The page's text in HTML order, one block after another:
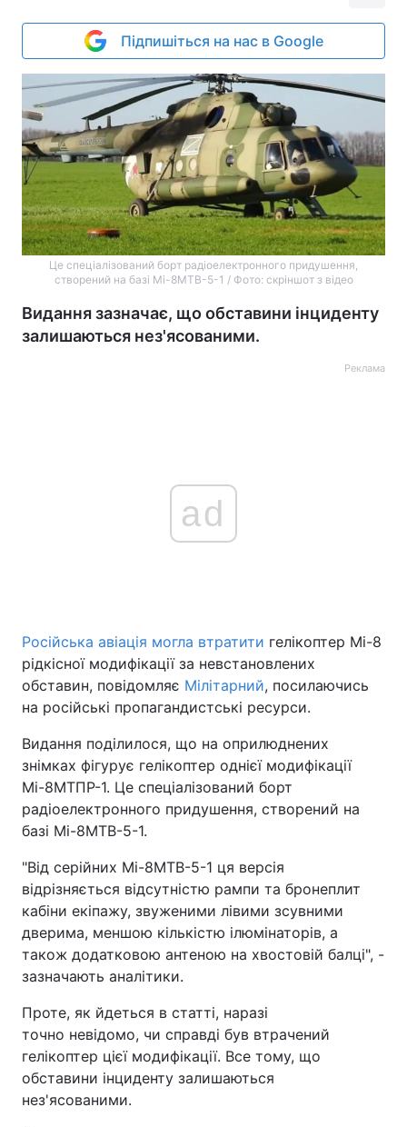
Підпишіться на нас в Google
Це спеціалізований борт радіоелектронного придушення,
створений на базі Мі-8МТВ-5-1 / Фото: скріншот з відео
Видання зазначає, що обставини інциденту
залишаються нез'ясованими.
Реклама
ad
Російська авіація могла втратити гелікоптер Мі-8
рідкісної модифікації за невстановлених
обставин, повідомляє Мілітарний, посилаючись
на російські пропагандистські ресурси.
Видання поділилося, що на оприлюднених
знімках фігурує гелікоптер однієї модифікації
Мі-8МТПР-1. Це спеціалізований борт
радіоелектронного придушення, створений на
базі Мі-8МТВ-5-1.
"Від серійних Мі-8МТВ-5-1 ця версія
відрізняється відсутністю рампи та бронеплит
кабіни екіпажу, звуженими лівими зсувними
дверима, меншою кількістю ілюмінаторів, а
також додатковою антеною на хвостовій балці", -
зазначають аналітики.
Проте, як йдеться в статті, наразі
точно невідомо, чи справді був втрачений
гелікоптер цієї модифікації. Все тому, що
обставини інциденту залишаються
нез'ясованими.